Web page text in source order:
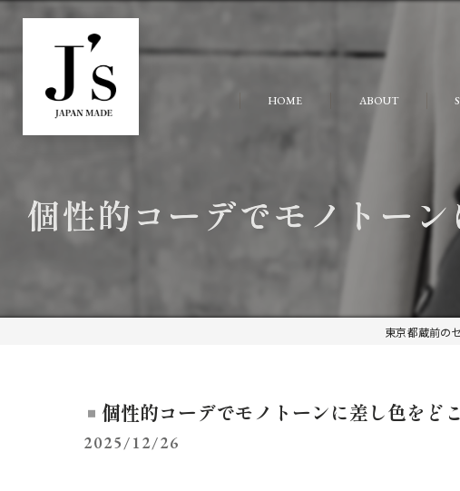
HOME ABOUT
個性的コーデでモノトー
東京都蔵前の
個性的コーデでモノトーンに差し色をど
2025/12/26